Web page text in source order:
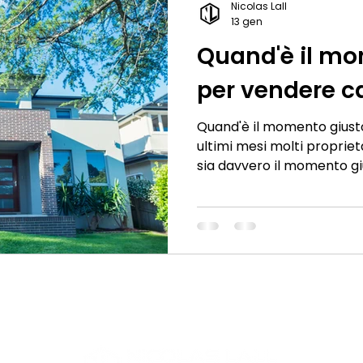
offrendoti strategie
al meglio la vendita della
Quand'è il
per vendere
Quand'è il momento
ultimi mesi molti
sia davvero il momento
parte dei casi, è sì. Il
vivendo una fase
Nicolas Lall
13 gen